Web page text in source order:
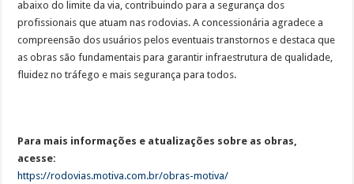
abaixo do limite da via, contribuindo para a segurança dos
profissionais que atuam nas rodovias. A concessionária agradece a
compreensão dos usuários pelos eventuais transtornos e destaca que
as obras são fundamentais para garantir infraestrutura de qualidade,
fluidez no tráfego e mais segurança para todos.
Para mais informações e atualizações sobre as obras,
acesse:
https://rodovias.motiva.com.br/obras-motiva/